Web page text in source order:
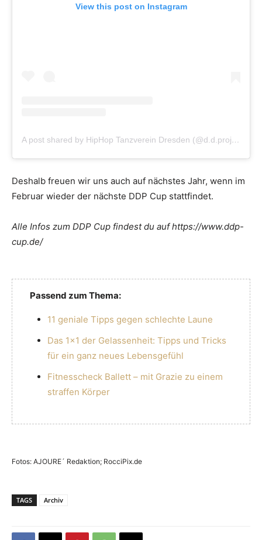
View this post on Instagram
A post shared by HipHop Tanzverein Dresden (@d.d.project_)
Deshalb freuen wir uns auch auf nächstes Jahr, wenn im
Februar wieder der nächste DDP Cup stattfindet.
Alle Infos zum DDP Cup findest du auf https://www.ddp-
cup.de/
Passend zum Thema:
11 geniale Tipps gegen schlechte Laune
Das 1×1 der Gelassenheit: Tipps und Tricks
für ein ganz neues Lebensgefühl
Fitnesscheck Ballett – mit Grazie zu einem
straffen Körper
Fotos: AJOURE´ Redaktion; RocciPix.de
TAGS Archiv